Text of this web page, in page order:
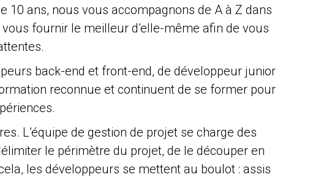
10 ans, nous vous accompagnons de A à Z dans
fournir le meilleur d’elle-même afin de vous
back-end et front-end, de développeur junior
reconnue et continuent de se former pour
L’équipe de gestion de projet se charge des
le périmètre du projet, de le découper en
les développeurs se mettent au boulot : assis